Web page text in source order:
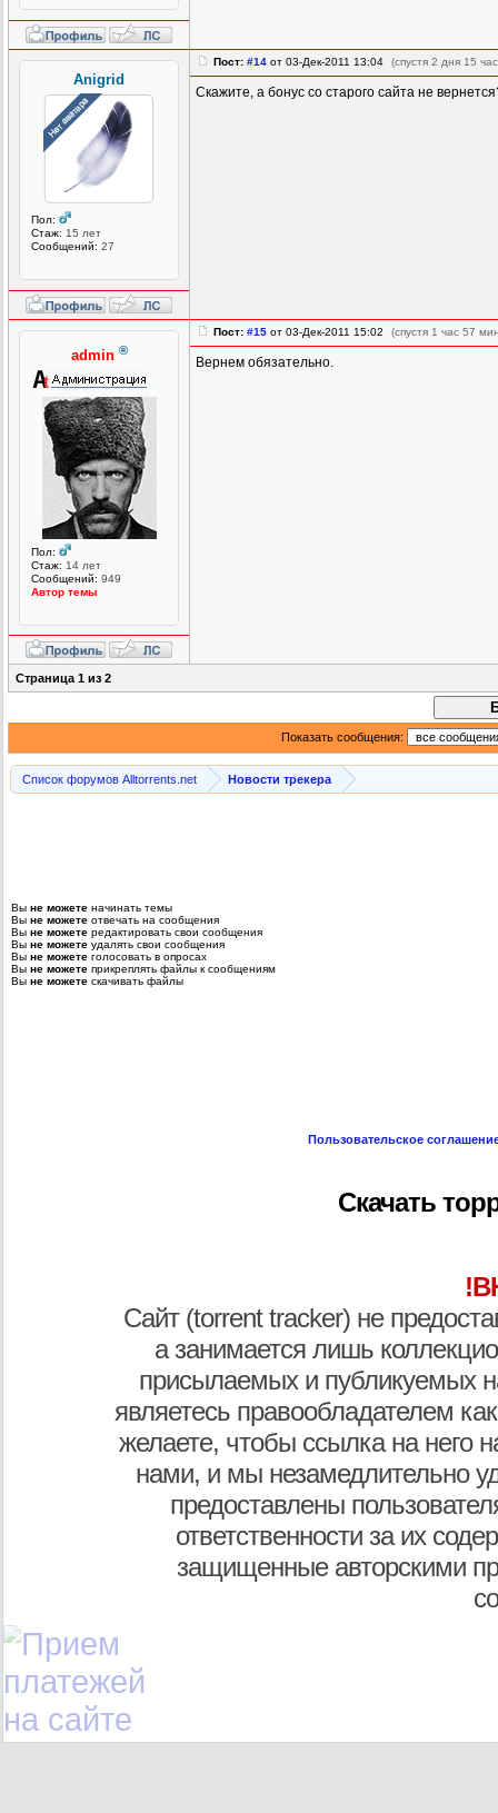
Anigrid
Пол:
Стаж: 15 лет
Сообщений: 27
Пост: #14 от 03-Дек-2011 13:04 (спустя 2 дня 15
Скажите, а бонус со старого сайта не
admin ®
Пол:
Стаж: 14 лет
Сообщений: 949
Автор темы
Пост: #15 от 03-Дек-2011 15:02 (спустя 1 час 57
Вернем обязательно.
Страница 1 из 2
Показать сообщения:
Список форумов Alltorrents.net Новости трекера
Вы не можете начинать темы
Вы не можете отвечать на сообщения
Вы не можете редактировать свои сообщения
Вы не можете удалять свои сообщения
Вы не можете голосовать в опросах
Вы не можете прикреплять файлы к сообщениям
Вы не можете скачивать файлы
Пользовательское
Скачать
Сайт (torrent tracker) не
а занимается лишь
присылаемых и публикуемых
являетесь правообладателем
желаете, чтобы ссылка на него
нами, и мы незамедлительно
предоставлены
ответственности за их
защищенные авторскими